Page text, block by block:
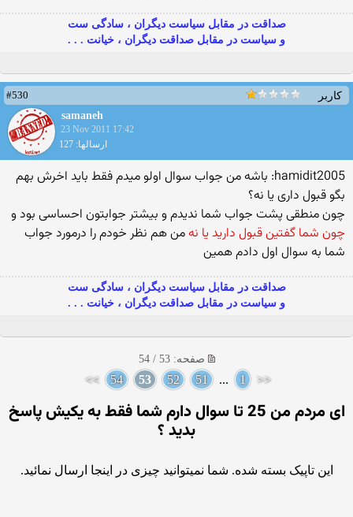
صداقت در مقابل سیاست دیگران ، سادگی ست
و سیاست در مقابل صداقت دیگران ، خیانت . . .
کاربر
#530
samaneh
23 Nov 2011 17:42
ارسالها: 127
hamidit2005: باشه من جواب سوال اولو میدم فقط باید اخرش بهم
بگو قبول داری یا نه؟
چون منطقی پشت جواب شما ندیدم و بیشتر جوابتون احساسی بود و
چون شما گفتین قبول دارید یا نهمن هم نظر خودم را درمورد جواب
شما به سوال اول دادم همین
صداقت در مقابل سیاست دیگران ، سادگی ست
و سیاست در مقابل صداقت دیگران ، خیانت . . .
صفحه: 53 / 54
<<
1
...
51
52
53
54
>>
ای مردم من 25 تا سوال دارم شما فقط به یکیش پاسخ
بدید ؟
این تاپیک بسته شده. شما نمیتوانید چیزی در اینجا ارسال نمائید.